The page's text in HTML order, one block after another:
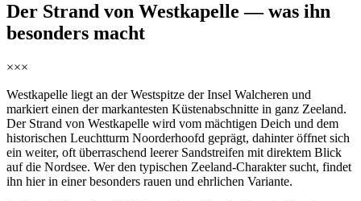
Der Strand von Westkapelle — was ihn
besonders macht
×××
Westkapelle liegt an der Westspitze der Insel Walcheren und
markiert einen der markantesten Küstenabschnitte in ganz Zeeland.
Der Strand von Westkapelle wird vom mächtigen Deich und dem
historischen Leuchtturm Noorderhoofd geprägt, dahinter öffnet sich
ein weiter, oft überraschend leerer Sandstreifen mit direktem Blick
auf die Nordsee. Wer den typischen Zeeland-Charakter sucht, findet
ihn hier in einer besonders rauen und ehrlichen Variante.